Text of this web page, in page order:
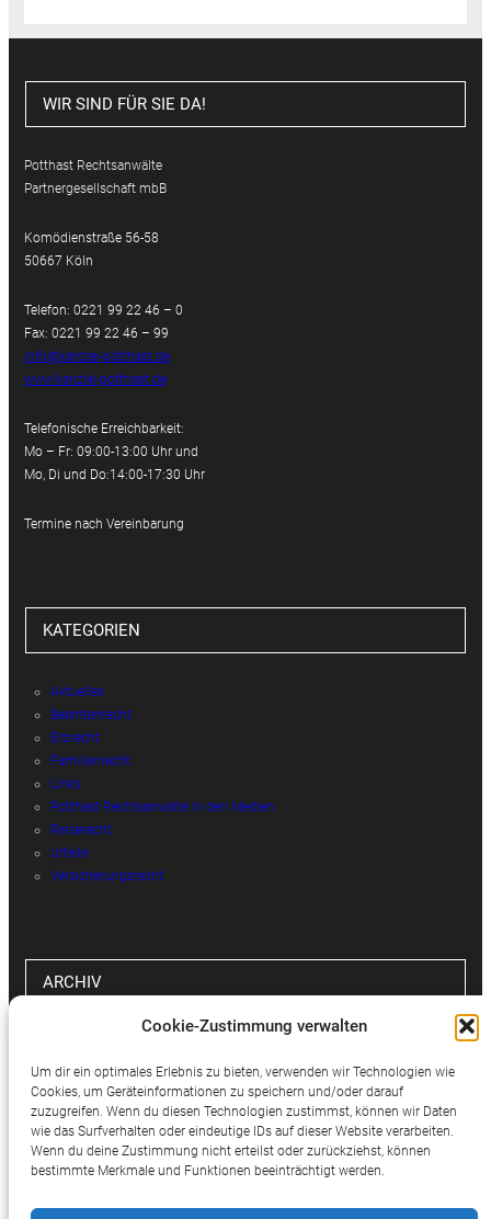
Cookie-Zustimmung verwalten
Um dir ein optimales Erlebnis zu bieten, verwenden wir Technologien wie
Cookies, um Geräteinformationen zu speichern und/oder darauf
zuzugreifen. Wenn du diesen Technologien zustimmst, können wir Daten
wie das Surfverhalten oder eindeutige IDs auf dieser Website verarbeiten.
Wenn du deine Zustimmung nicht erteilst oder zurückziehst, können
bestimmte Merkmale und Funktionen beeinträchtigt werden.
WIR SIND FÜR SIE DA!
Potthast Rechtsanwälte
Partnergesellschaft mbB
Komödienstraße 56-58
50667 Köln
Telefon: 0221 99 22 46 – 0
Fax: 0221 99 22 46 – 99
info@kanzlei-potthast.de
www.kanzlei-potthast.de
Telefonische Erreichbarkeit:
Mo – Fr: 09:00-13:00 Uhr und
Mo, Di und Do:14:00-17:30 Uhr
Termine nach Vereinbarung
KATEGORIEN
Aktuelles
Beamtenrecht
Erbrecht
Familienrecht
Links
Potthast Rechtsanwälte in den Medien
Reiserecht
Urteile
Versicherungsrecht
ARCHIV
SOCIAL MEDIA
Twitter Facebook Instagram